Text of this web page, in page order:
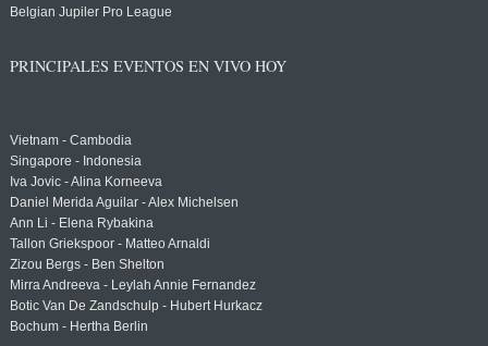
Belgian Jupiler Pro League
PRINCIPALES EVENTOS EN VIVO HOY
Vietnam - Cambodia
Singapore - Indonesia
Iva Jovic - Alina Korneeva
Daniel Merida Aguilar - Alex Michelsen
Ann Li - Elena Rybakina
Tallon Griekspoor - Matteo Arnaldi
Zizou Bergs - Ben Shelton
Mirra Andreeva - Leylah Annie Fernandez
Botic Van De Zandschulp - Hubert Hurkacz
Bochum - Hertha Berlin